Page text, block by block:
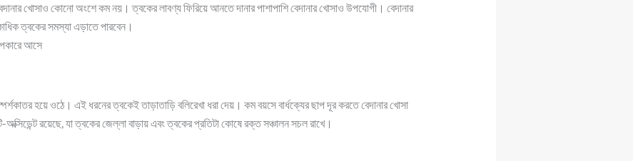
খোসাও কোনো অংশে কম নয়। ত্বকের লাবণ্য ফিরিয়ে আনতে দানার পাশাপাশি বেদানার খোসাও উপযোগী। বেদানার
ত্বকের সমস্যা এড়াতে পারবেন।
আসে
হয়ে ওঠে। এই ধরনের ত্বকেই তাড়াতাড়ি বলিরেখা ধরা দেয়। কম বয়সে বার্ধক্যের ছাপ দূর করতে বেদানার খোসা
রয়েছে, যা ত্বকের জেল্লা বাড়ায় এবং ত্বকের প্রতিটা কোষে রক্ত সঞ্চালন সচল রাখে।